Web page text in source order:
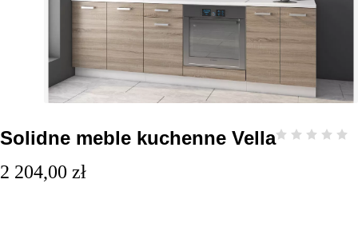
Solidne meble kuchenne Vella
2 204,00 zł